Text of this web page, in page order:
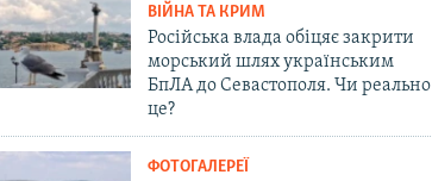
ВІЙНА ТА КРИМ
Російська влада обіцяє закрити
морський шлях українським
БпЛА до Севастополя. Чи реально
це?
ФОТОГАЛЕРЕЇ